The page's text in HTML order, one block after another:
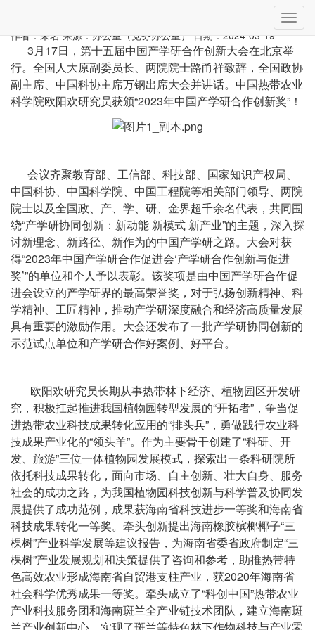
切
换
导
航
作者：未名 来源：办公室（党务办公室）日期：2024-03-19
3月17日，第十五届中国产学研合作创新大会在北京举
行。全国人大原副委员长、两院院士路甬祥致辞，全国政协
副主席、中国科协主席万钢出席大会并讲话。中国热带农业
科学院欧阳欢研究员获颁“2023年中国产学研合作创新奖”！
会议齐聚教育部、工信部、科技部、国家知识产权局、
中国科协、中国科学院、中国工程院等相关部门领导、两院
院士以及全国政、产、学、研、金界超千余名代表，共同围
绕“产学研协同创新：新动能 新模式 新产业”的主题，深入探
讨新理念、新路径、新作为的中国产学研之路。大会对获
得“2023年中国产学研合作促进会‘产学研合作创新与促进
奖’”的单位和个人予以表彰。该奖项是由中国产学研合作促
进会设立的产学研界的最高荣誉奖，对于弘扬创新精神、科
学精神、工匠精神，推动产学研深度融合和经济高质量发展
具有重要的激励作用。大会还发布了一批产学研协同创新的
示范试点单位和产学研合作好案例、好平台。
欧阳欢研究员长期从事热带林下经济、植物园区开发研
究，积极扛起推进我国植物园转型发展的“开拓者”，争当促
进热带农业科技成果转化应用的“排头兵”，勇做践行农业科
技成果产业化的“领头羊”。作为主要骨干创建了“科研、开
发、旅游”三位一体植物园发展模式，探索出一条科研院所
依托科技成果转化，面向市场、自主创新、壮大自身、服务
社会的成功之路，为我国植物园科技创新与科学普及协同发
展提供了成功范例，成果获海南省科技进步一等奖和海南省
科技成果转化一等奖。牵头创新提出海南橡胶槟榔椰子“三
棵树”产业科学发展等建议报告，为海南省委省政府制定“三
棵树”产业发展规划和决策提供了咨询和参考，助推热带特
色高效农业形成海南省自贸港支柱产业，获2020年海南省
社会科学优秀成果一等奖。牵头成立了“科创中国”热带农业
产业科技服务团和海南斑兰全产业链技术团队，建立海南斑
兰产业创新中心，实现了斑兰等特色林下作物科技与产业零